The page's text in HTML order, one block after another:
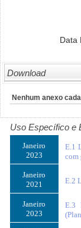
Data
Download
Nenhum anexo
Uso Específico e
Janeiro
2023
E.1
com
Janeiro
2021
E.2
Janeiro
2023
E.3